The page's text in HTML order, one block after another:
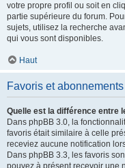
votre propre profil ou soit en
partie supérieure du forum.
sujets, utilisez la recherche
qui vous sont disponibles.
Haut
Favoris et abonnements
Quelle est la différence entre
Dans phpBB 3.0, la
favoris était similaire à celle
receviez aucune notification
Dans phpBB 3.3, les favoris
pouvez à présent recevoir une